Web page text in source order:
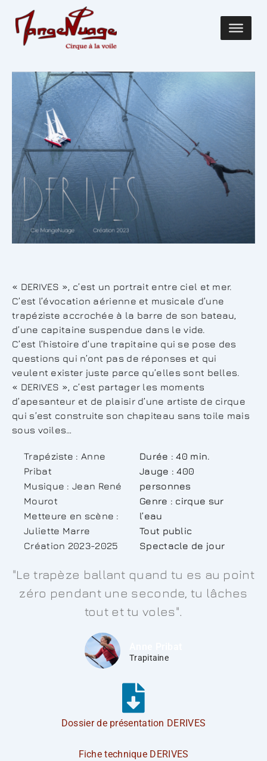
« DERIVES », c’est un portrait entre ciel et mer.
C’est l’évocation aérienne et musicale d’une
trapéziste accrochée à la barre de son bateau,
d’une capitaine suspendue dans le vide.
C’est l’histoire d’une trapitaine qui se pose des
questions qui n’ont pas de réponses et qui
veulent exister juste parce qu’elles sont belles.
« DERIVES », c’est partager les moments
d’apesanteur et de plaisir d’une artiste de cirque
qui s’est construite son chapiteau sans toile mais
sous voiles…
Trapéziste : Anne
Pribat
Musique : Jean René
Mourot
Metteure en scène :
Juliette Marre
Création 2023-2025
Durée : 40 min.
Jauge : 400
personnes
Genre : cirque sur
l’eau
Tout public
Spectacle de jour
"Le trapèze ballant quand tu es au point
zéro pendant une seconde, tu lâches
tout et tu voles".
Trapitaine
Dossier de présentation DERIVES
Fiche technique DERIVES